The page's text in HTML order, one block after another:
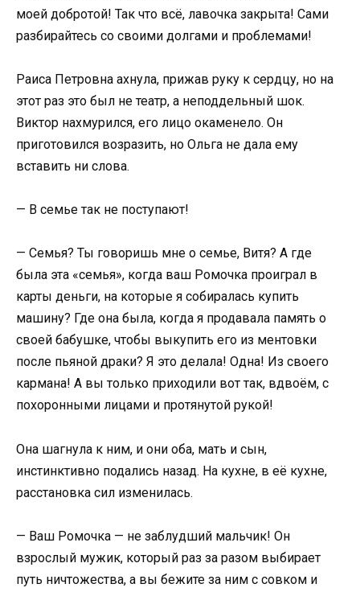
моей добротой! Так что всё, лавочка закрыта! Сами
разбирайтесь со своими долгами и проблемами!
Раиса Петровна ахнула, прижав руку к сердцу, но на
этот раз это был не театр, а неподдельный шок.
Виктор нахмурился, его лицо окаменело. Он
приготовился возразить, но Ольга не дала ему
вставить ни слова.
— В семье так не поступают!
— Семья? Ты говоришь мне о семье, Витя? А где
была эта «семья», когда ваш Ромочка проиграл в
карты деньги, на которые я собиралась купить
машину? Где она была, когда я продавала память о
своей бабушке, чтобы выкупить его из ментовки
после пьяной драки? Я это делала! Одна! Из своего
кармана! А вы только приходили вот так, вдвоём, с
похоронными лицами и протянутой рукой!
Она шагнула к ним, и они оба, мать и сын,
инстинктивно подались назад. На кухне, в её кухне,
расстановка сил изменилась.
— Ваш Ромочка — не заблудший мальчик! Он
взрослый мужик, который раз за разом выбирает
путь ничтожества, а вы бежите за ним с совком и